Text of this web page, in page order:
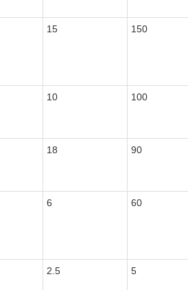
15 150
10 100
18 90
6 60
2.5 5